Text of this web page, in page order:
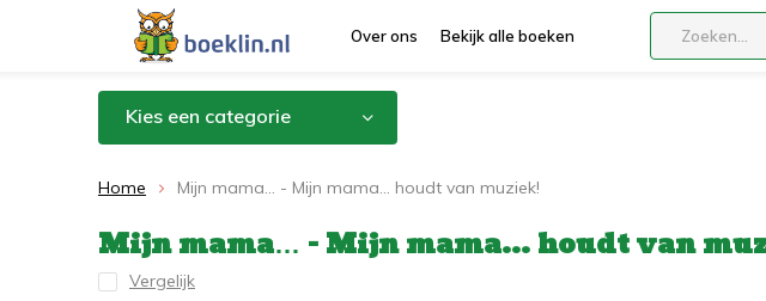
Over ons Bekijk alle boeken
Kies een categorie
Home Mijn mama… - Mijn mama... houdt van muziek!
Mijn mama… - Mijn mama... houdt van
Vergelijk